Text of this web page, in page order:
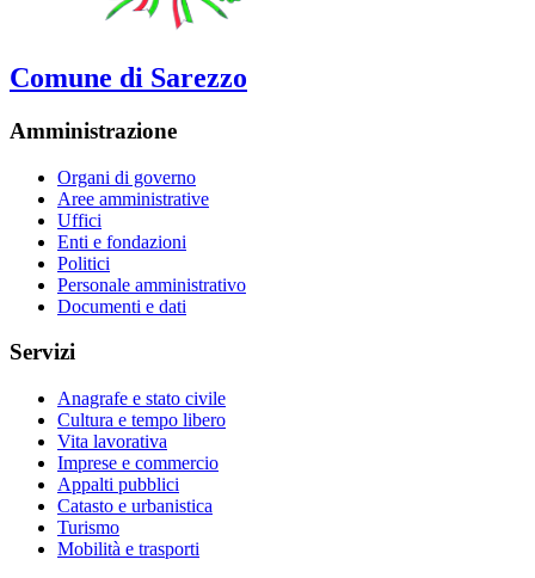
Comune di Sarezzo
Amministrazione
Organi di governo
Aree amministrative
Uffici
Enti e fondazioni
Politici
Personale amministrativo
Documenti e dati
Servizi
Anagrafe e stato civile
Cultura e tempo libero
Vita lavorativa
Imprese e commercio
Appalti pubblici
Catasto e urbanistica
Turismo
Mobilità e trasporti